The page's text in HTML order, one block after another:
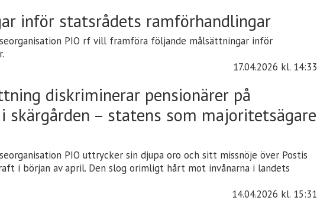
inför statsrådets ramförhandlingar
PIO rf vill framföra följande målsättningar inför
17.04.2026 kl. 14:33
diskriminerar pensionärer på
skärgården – statens som majoritetsägare
PIO uttrycker sin djupa oro och sitt missnöje över Postis
i början av april. Den slog orimligt hårt mot invånarna i landets
14.04.2026 kl. 15:31